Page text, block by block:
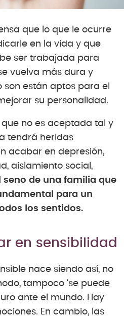
que lo que le ocurre
en la vida y que
ser trabajada para
vuelva más dura y
son están aptos para el
su personalidad.
que no es aceptada tal y
tendrá heridas
acabar en depresión,
aislamiento social,
seno de una familia que
para un
los sentidos.
en sensibilidad
nace siendo así, no
tampoco ‘se puede
ante el mundo. Hay
En cambio, las